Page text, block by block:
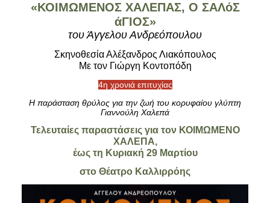
Information
Είσοδος διαχειριστή
«ΚΟΙΜΩΜΕΝΟΣ ΧΑΛΕΠΑΣ, Ο ΣΑΛόΣ
άΓΙΟΣ»
του Άγγελου Ανδρεόπουλου
Σκηνοθεσία Αλέξανδρος Λιακόπουλος
Με τον Γιώργη Κοντοπόδη
4η χρονιά επιτυχίας
Η παράσταση θρύλος για την ζωή του κορυφαίου γλύπτη
Γιαννούλη Χαλεπά
Τελευταίες παραστάσεις για τον ΚΟΙΜΩΜΕΝΟ
ΧΑΛΕΠΑ,
έως τη Κυριακή 29 Μαρτίου
στο Θέατρο Καλλιρρόης